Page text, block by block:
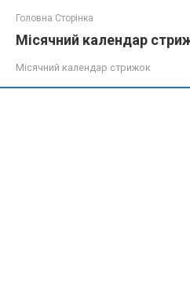
Головна Сторінка
Місячний календар
Місячний календар стрижок